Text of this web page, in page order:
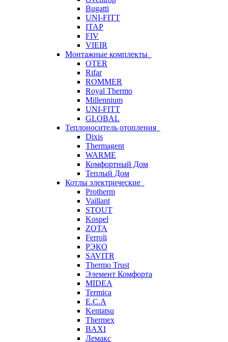
Bugatti
UNI-FITT
ITAP
FIV
VIEIR
Монтажные комплекты
OTER
Rifar
ROMMER
Royal Thermo
Millennium
UNI-FITT
GLOBAL
Теплоноситель отопления
Dixis
Thermagent
WARME
Комфортный Дом
Теплый Дом
Котлы электрические
Protherm
Vaillant
STOUT
Kospel
ZOTA
Ferroli
РЭКО
SAVITR
Thermo Trust
Элемент Комфорта
MIDEA
Termica
E.C.A
Kentatsu
Thermex
BAXI
Лемакс